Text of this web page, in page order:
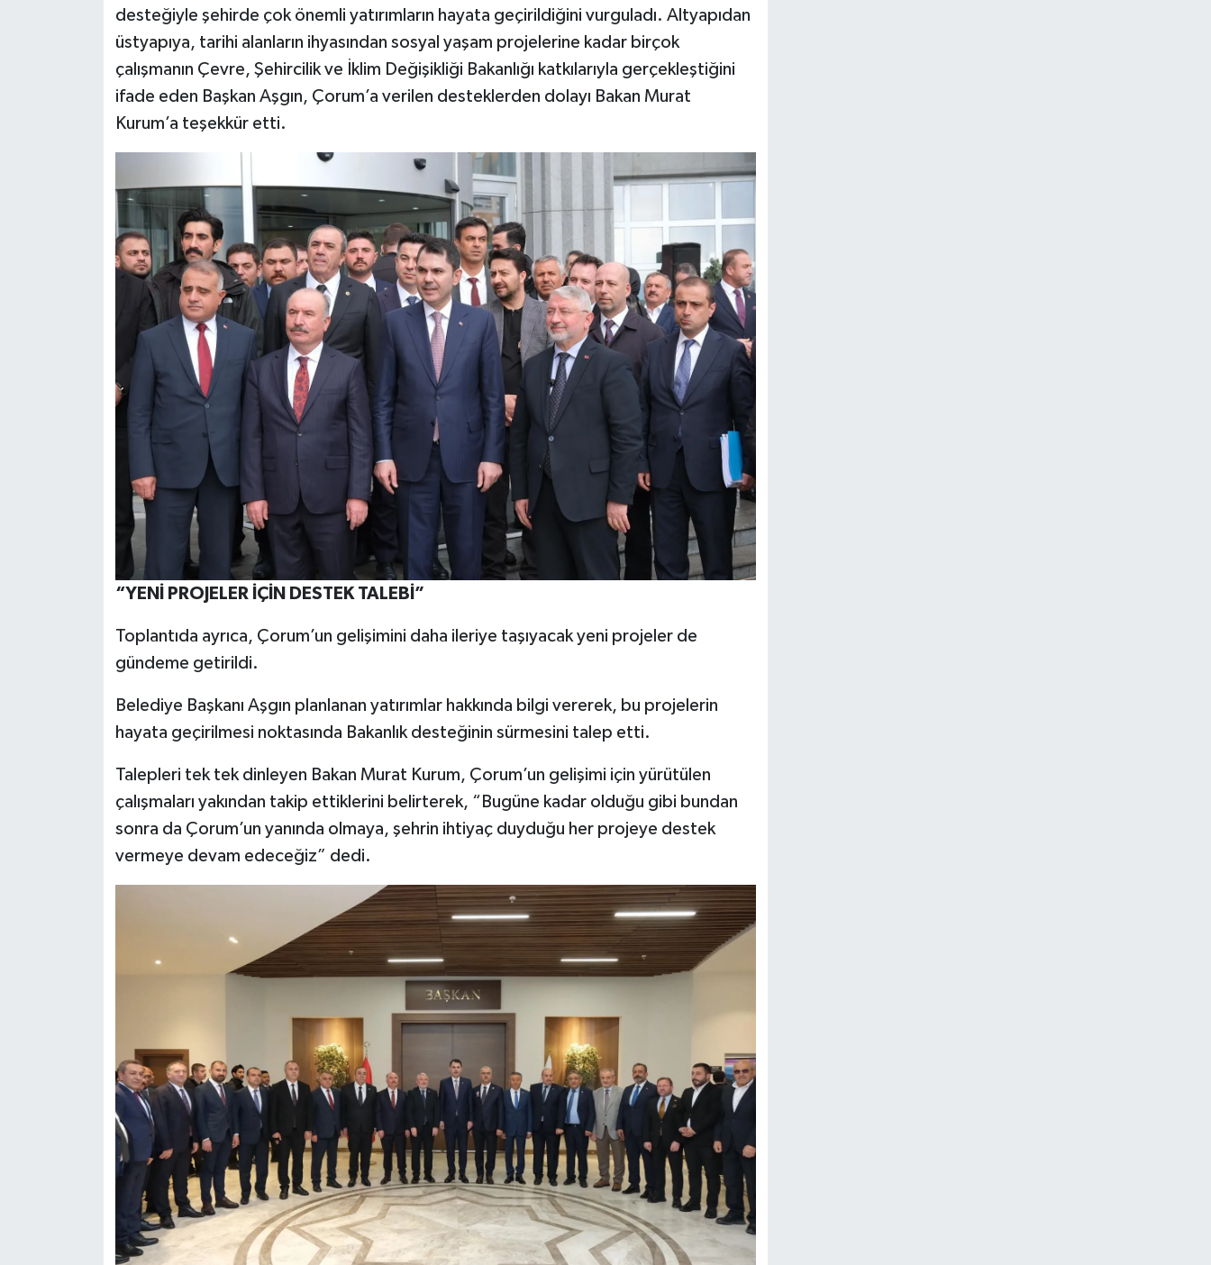
desteğiyle şehirde çok önemli yatırımların hayata geçirildiğini vurguladı. Altyapıdan
üstyapıya, tarihi alanların ihyasından sosyal yaşam projelerine kadar birçok
çalışmanın Çevre, Şehircilik ve İklim Değişikliği Bakanlığı katkılarıyla gerçekleştiğini
ifade eden Başkan Aşgın, Çorum’a verilen desteklerden dolayı Bakan Murat
Kurum’a teşekkür etti.
“YENİ PROJELER İÇİN DESTEK TALEBİ”
Toplantıda ayrıca, Çorum’un gelişimini daha ileriye taşıyacak yeni projeler de
gündeme getirildi.
Belediye Başkanı Aşgın planlanan yatırımlar hakkında bilgi vererek, bu projelerin
hayata geçirilmesi noktasında Bakanlık desteğinin sürmesini talep etti.
Talepleri tek tek dinleyen Bakan Murat Kurum, Çorum’un gelişimi için yürütülen
çalışmaları yakından takip ettiklerini belirterek, “Bugüne kadar olduğu gibi bundan
sonra da Çorum’un yanında olmaya, şehrin ihtiyaç duyduğu her projeye destek
vermeye devam edeceğiz” dedi.